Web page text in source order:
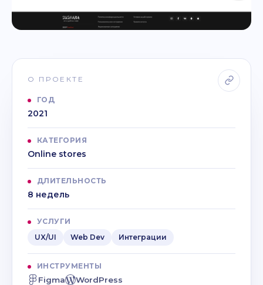
О ПРОЕКТЕ
ГОД
2021
КАТЕГОРИЯ
Online stores
ДЛИТЕЛЬНОСТЬ
8 недель
УСЛУГИ
UX/UI
Web Dev Интеграции
ИНСТРУМЕНТЫ
Figma WordPress